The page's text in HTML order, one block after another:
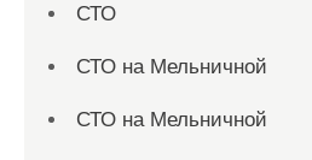
СТО
СТО на Мельничной
СТО на Мельничной